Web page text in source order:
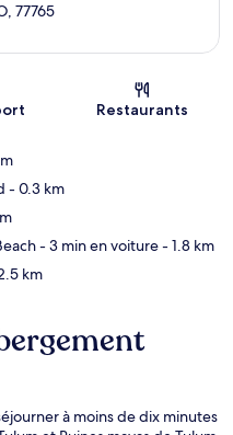
77765
Restaurants
- 0.3 km
- 3 min en voiture- 1.8 km
km
à moins de dix minutes